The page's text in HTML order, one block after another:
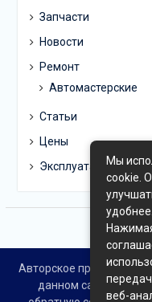
Запчасти
Новости
Ремонт
Автомастерские
Статьи
Цены
Эксплуатация
Авторское право © Все
данном сайте взяты
Мы
cookie.
удобнее.
веб-